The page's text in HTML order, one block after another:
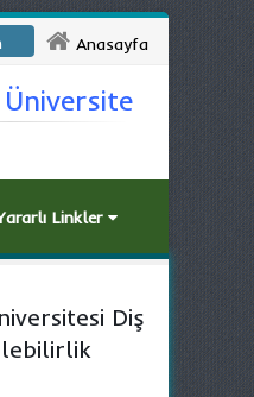
Anasayfa
Linkler
Diş